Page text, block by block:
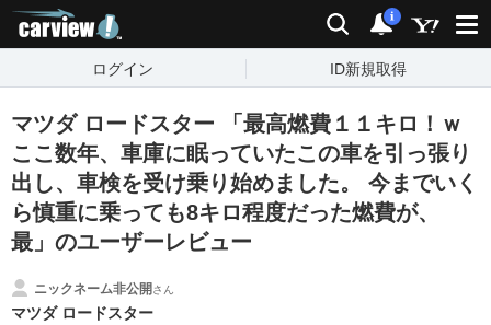
検索 通知
i
ログイン ID新規取得
マツダ ロードスター 「最高燃費１１キロ！ｗ
ここ数年、車庫に眠っていたこの車を引っ張り
出し、車検を受け乗り始めました。 今までいく
ら慎重に乗っても8キロ程度だった燃費が、
最」のユーザーレビュー
ニックネーム非公開さん
マツダ ロードスター